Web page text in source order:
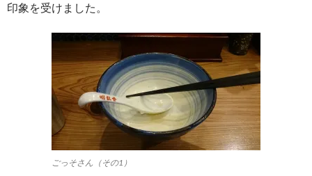
印象を受けました。
ごっそさん（その1）